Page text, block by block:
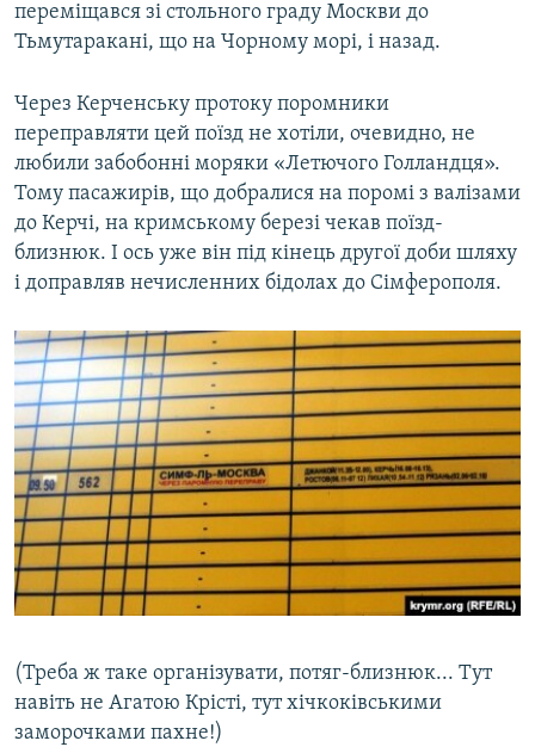
переміщався зі стольного граду Москви до
Тьмутаракані, що на Чорному морі, і назад.
Через Керченську протоку поромники
переправляти цей поїзд не хотіли, очевидно, не
любили забобонні моряки «Летючого Голландця».
Тому пасажирів, що добралися на поромі з валізами
до Керчі, на кримському березі чекав поїзд-
близнюк. І ось уже він під кінець другої доби шляху
і доправляв нечисленних бідолах до Сімферополя.
(Треба ж таке організувати, потяг-близнюк... Тут
навіть не Агатою Крісті, тут хічкоківськими
заморочками пахне!)